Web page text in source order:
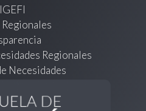
Regionales
Necesidades